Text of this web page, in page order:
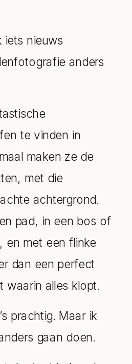
iets nieuws
anders
te vinden in
maken ze de
met die
achtergrond.
pad, in een bos of
en met een flinke
dan een perfect
waarin alles klopt.
prachtig. Maar ik
gaan doen.